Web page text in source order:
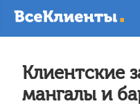
Клиентские
мангалы и